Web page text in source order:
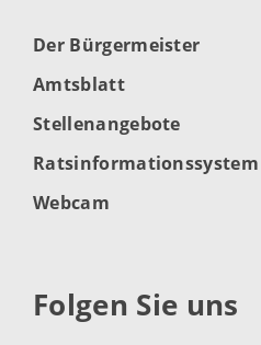
Der Bürgermeister
Amtsblatt
Stellenangebote
Ratsinformationssystem
Webcam
Folgen Sie uns